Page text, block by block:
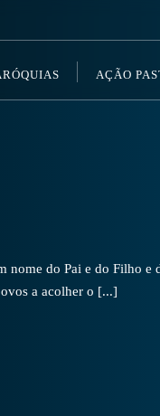
AÇÃO
do Pai e do Filho
a acolher o [...]